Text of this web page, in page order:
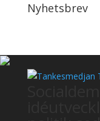
Nyhetsbrev